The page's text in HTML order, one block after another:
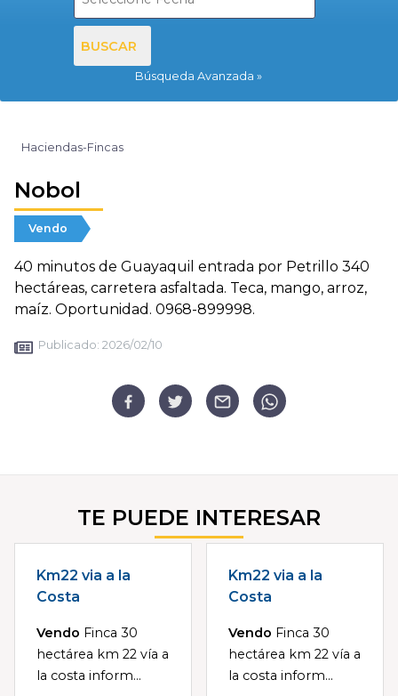
BUSCAR
Búsqueda Avanzada
Haciendas-Fincas
Nobol
Vendo
40 minutos de Guayaquil entrada por Petrillo 340
hectáreas, carretera asfaltada. Teca, mango, arroz,
maíz. Oportunidad. 0968-899998.
Publicado: 2026/02/10
TE PUEDE INTERESAR
Km22 via a la
Costa
Vendo Finca 30
hectárea km 22 vía a
la costa inform...
Km22 via a la
Costa
Vendo Finca 30
hectárea km 22 vía a
la costa inform...